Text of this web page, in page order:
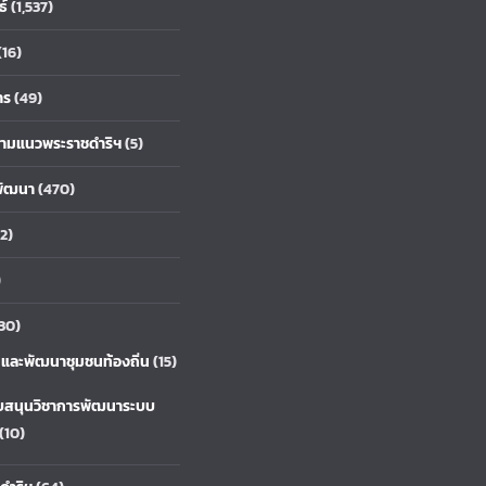
(1,537)
(49)
แนวพระราชดำริฯ(5)
ฒนา(470)
และพัฒนาชุมชนท้องถิ่น(15)
สนุนวิชาการพัฒนาระบบ